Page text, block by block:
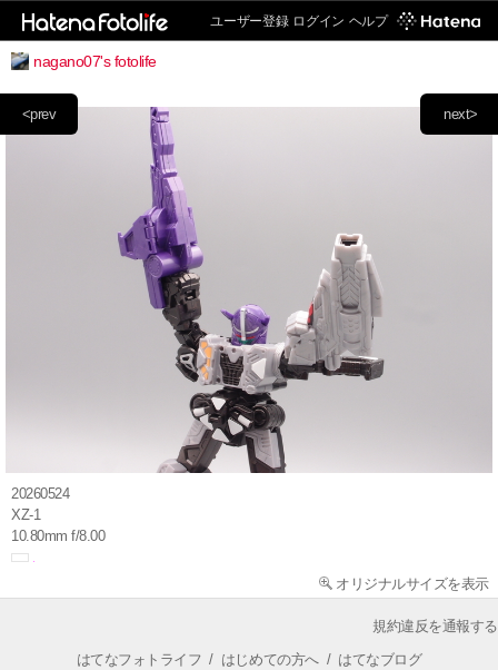
ユーザー登録 ログイン ヘルプ
nagano07's fotolife
next>
<prev
20260524
XZ-1
10.80mm f/8.00
オリジナルサイズを表示
規約違反を通報する
はてなフォトライフ / はじめての方へ/ はてなブログ